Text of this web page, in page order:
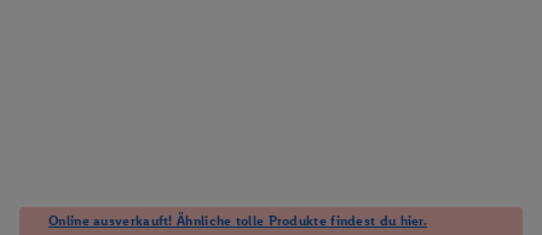
Online ausverkauft! Ähnliche tolle Produkte findest du hier.